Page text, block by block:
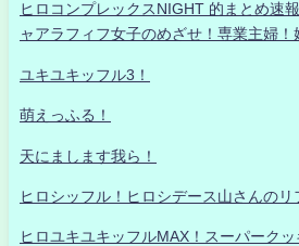
ヒロコンプレックスNIGHT 的まとめ速
ャアラフィフ女子のめざせ！専業主婦！
ユキユキッフル3！
萌えっふる！
天にまします我ら！
ヒロシッフル！ヒロシデース山さんのリ
ヒロユキユキッフルMAX！スーパークッ